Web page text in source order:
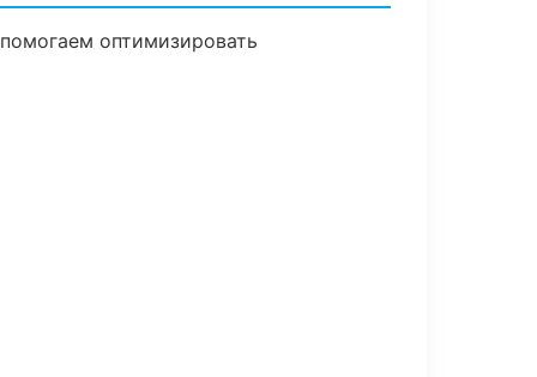
оптимизировать